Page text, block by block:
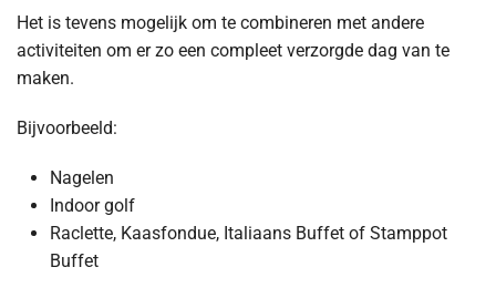
Het is tevens mogelijk om te combineren met andere
activiteiten om er zo een compleet verzorgde dag van te
maken.
Bijvoorbeeld:
Nagelen
Indoor golf
Raclette, Kaasfondue, Italiaans Buffet of Stamppot
Buffet